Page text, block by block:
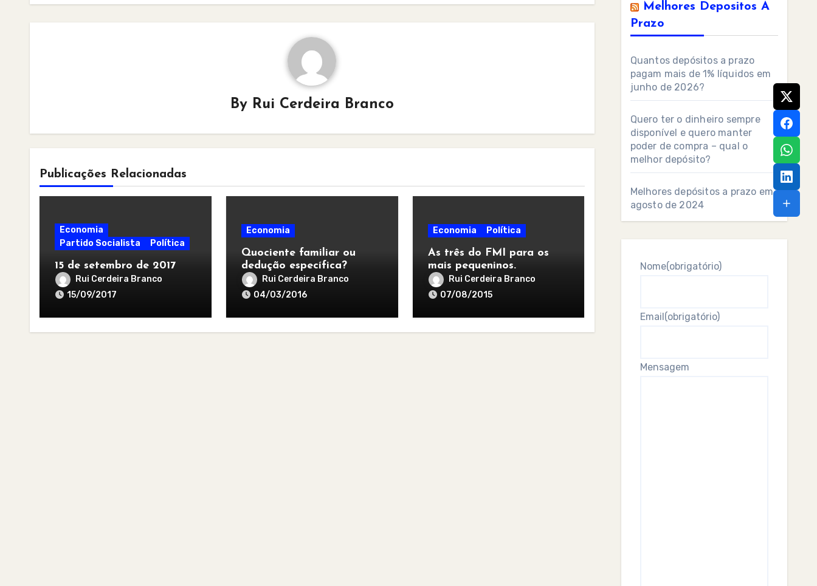
By Rui Cerdeira Branco
Publicações Relacionadas
Economia
Partido Socialista
Política
15 de setembro de 2017
Rui Cerdeira Branco
15/09/2017
Economia
Quociente familiar ou
dedução específica?
Rui Cerdeira Branco
04/03/2016
Economia Política
As três do FMI para os
mais pequeninos.
Rui Cerdeira Branco
07/08/2015
Melhores Depositos A
Prazo
Quantos depósitos a prazo
pagam mais de 1% líquidos em
junho de 2026?
Quero ter o dinheiro sempre
disponível e quero manter
poder de compra – qual o
melhor depósito?
Melhores depósitos a prazo em
agosto de 2024
Nome(obrigatório)
Email(obrigatório)
Mensagem